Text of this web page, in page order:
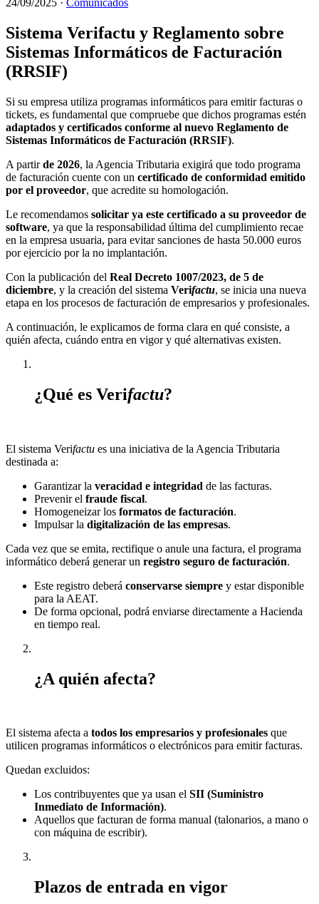
24/09/2025 · Comunicados
Sistema Verifactu y Reglamento sobre
Sistemas Informáticos de Facturación
(RRSIF)
Si su empresa utiliza programas informáticos para emitir facturas o
tickets, es fundamental que compruebe que dichos programas estén
adaptados y certificados conforme al nuevo Reglamento de
Sistemas Informáticos de Facturación (RRSIF).
A partirde 2026, la Agencia Tributaria exigirá que todo programa
de facturación cuente con un certificado de conformidad emitido
por el proveedor, que acredite su homologación.
Le recomendamos solicitar ya este certificado a su proveedor de
software, ya que la responsabilidad última del cumplimiento recae
en la empresa usuaria, para evitar sanciones de hasta 50.000 euros
por ejercicio por la no implantación.
Con la publicación del Real Decreto 1007/2023, de 5 de
diciembre, y la creación del sistema Verifactu, se inicia una nueva
etapa en los procesos de facturación de empresarios y profesionales.
A continuación, le explicamos de forma clara en qué consiste, a
quién afecta, cuándo entra en vigor y qué alternativas existen.
¿Qué es Verifactu?
El sistema Verifactu es una iniciativa de la Agencia Tributaria
destinada a:
Garantizar la veracidad e integridad de las facturas.
Prevenir el fraude fiscal.
Homogeneizar los formatos de facturación.
Impulsar la digitalización de las empresas.
Cada vez que se emita, rectifique o anule una factura, el programa
informático deberá generar un registro seguro de facturación.
Este registro deberá conservarse siempre y estar disponible
para la AEAT.
De forma opcional, podrá enviarse directamente a Hacienda
en tiempo real.
¿A quién afecta?
El sistema afecta a todos los empresarios y profesionales que
utilicen programas informáticos o electrónicos para emitir facturas.
Quedan excluidos:
Los contribuyentes que ya usan el SII (Suministro
Inmediato de Información).
Aquellos que facturan de forma manual (talonarios, a mano o
con máquina de escribir).
Plazos de entrada en vigor